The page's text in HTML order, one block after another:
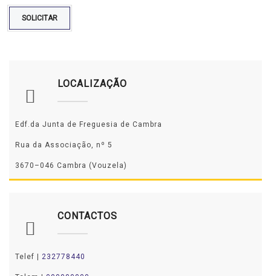
SOLICITAR
LOCALIZAÇÃO
Edf.da Junta de Freguesia de Cambra
Rua da Associação, nº 5
3670–046 Cambra (Vouzela)
CONTACTOS
Telef | 232778440